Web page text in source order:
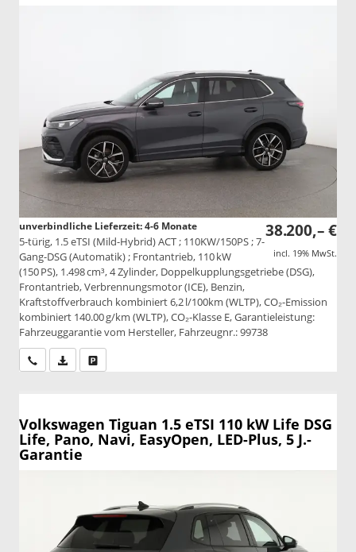
38.200,– €
incl. 19% MwSt.
unverbindliche Lieferzeit: 4-6 Monate
5-türig, 1.5 eTSI (Mild-Hybrid) ACT ; 110KW/150PS ; 7-
Gang-DSG (Automatik) ; Frontantrieb, 110 kW
(150 PS), 1.498 cm³, 4 Zylinder, Doppelkupplungsgetriebe (DSG),
Frontantrieb, Verbrennungsmotor (ICE), Benzin,
Kraftstoffverbrauch kombiniert 6,2 l/100km (WLTP), CO₂-Emission
kombiniert 140.00 g/km (WLTP), CO₂-Klasse E, Garantieleistung:
Fahrzeuggarantie vom Hersteller, Fahrzeugnr.: 99738
Wir rufen Sie anPDF-Datei, Fahrzeugexposé drucken
Volkswagen Tiguan 1.5 eTSI 110 kW Life DSG
Life, Pano, Navi, EasyOpen, LED-Plus, 5 J.-
Garantie